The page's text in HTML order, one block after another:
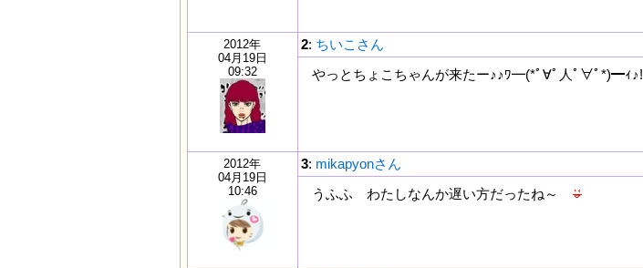
2012年
04月19日
09:32
2: ちいこさん
やっとちょこちゃんが来たー♪♪ﾜ━(*ﾟ∀ﾟ人ﾟ∀ﾟ*)━ｨ♪!
2012年
04月19日
10:46
3: mikapyonさん
うふふ わたしなんか遅い方だったね～